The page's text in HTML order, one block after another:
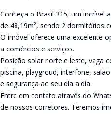
Conheça o Brasil 315, um incrível
de 48,19m², sendo 2 dormitórios
O imóvel oferece uma excelente
a comércios e serviços.
Posição solar norte e leste, vaga
piscina, playgroud, interfone,
e segurança ao seu dia a dia.
Entre em contato através do
de nossos corretores. Teremos